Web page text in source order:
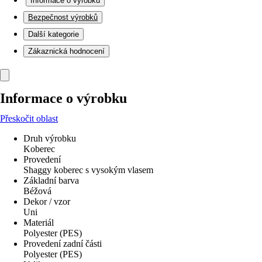
Bezpečnost výrobků
Další kategorie
Zákaznická hodnocení
Informace o výrobku
Přeskočit oblast
Druh výrobku
Koberec
Provedení
Shaggy koberec s vysokým vlasem
Základní barva
Béžová
Dekor / vzor
Uni
Materiál
Polyester (PES)
Provedení zadní části
Polyester (PES)